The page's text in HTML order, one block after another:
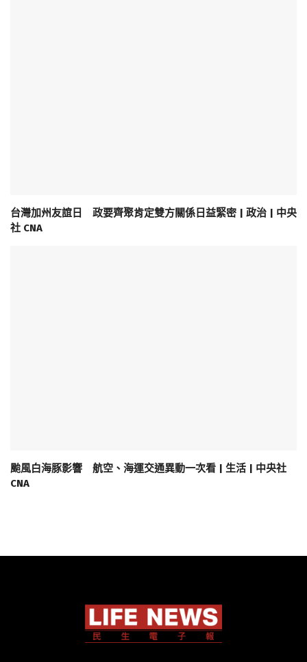
台灣加州友誼日 政要齊聚肯定雙方關係日益緊密 | 政治 | 中央
社 CNA
颱風白海豚影響 航空、海運交通異動一次看 | 生活 | 中央社
CNA